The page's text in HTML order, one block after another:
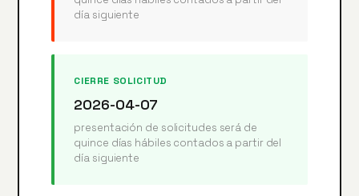
día siguiente
CIERRE SOLICITUD
2026-04-07
presentación de solicitudes será de
quince días hábiles contados a partir del
día siguiente